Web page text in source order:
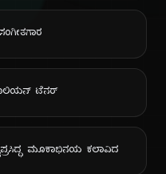
ಟೆನರ್
ಮೂಕಾಭಿನಯ ಕಲಾವಿದ